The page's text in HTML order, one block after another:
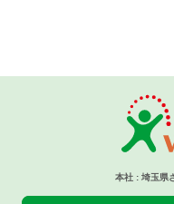
本社 : 埼玉県